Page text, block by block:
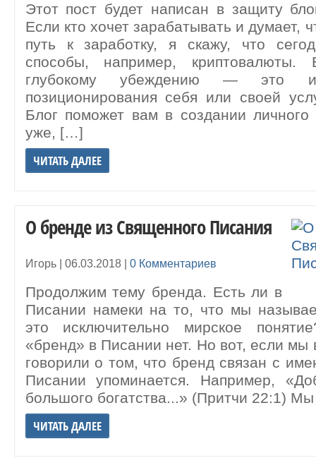
Этот пост будет написан в защиту
Если кто хочет зарабатывать и думает,
путь к заработку, я скажу, что
способы, например,
глубокому убеждению — это
позиционирования себя или своей
Блог поможет вам в создании
уже, […]
ЧИТАТЬ ДАЛЕЕ
О бренде из Священного Писания
Игорь | 06.03.2018 0 Комментариев
Продолжим тему бренда. Есть ли в
Писании намеки на то, что мы
это исключительно мирское
«бренд» в Писании нет. Но вот, если мы
говорили о том, что бренд связан с
Писании упоминается. Например,
большого богатства...» (Притчи 22:1)
ЧИТАТЬ ДАЛЕЕ